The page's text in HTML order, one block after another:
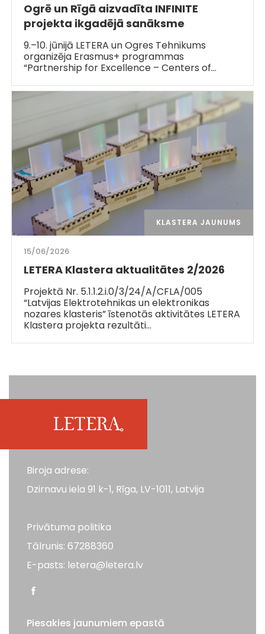
Ogrē un Rīgā aizvadīta INFINITE
projekta ikgadējā sanāksme
9.–10. jūnijā LETERA un Ogres Tehnikums
organizēja Erasmus+ programmas
“Partnership for Excellence – Centers of…
KLASTERA JAUNUMS
15/06/2026
LETERA Klastera aktualitātes 2/2026
Projektā Nr. 5.1.1.2.i.0/3/24/A/CFLA/005
“Latvijas Elektrotehnikas un elektronikas
nozares klasteris” īstenotās aktivitātes LETERA
Klastera projekta rezultāti…
Biroja adrese:
Dzirnavu iela 91 k-1, Rīga, LV-1011, Latvija
Privātuma politika
Tālrunis: 67288360
E-pasts: letera@letera.lv
Piesakies jaunumiem epastā